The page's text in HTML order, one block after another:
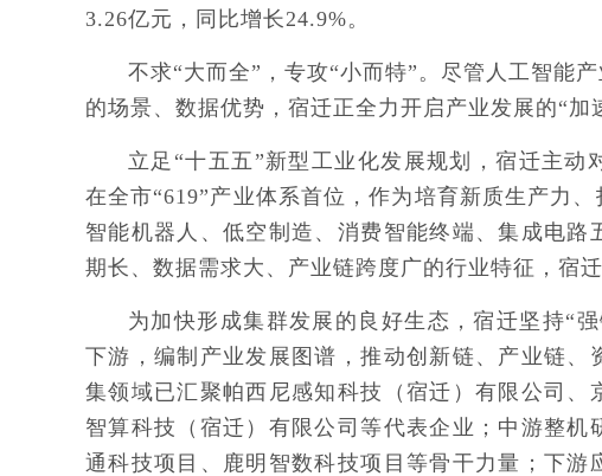
3.26亿元，同比增长24.9%。
不求“大而全”，专攻“小而特”。尽管人工智能
的场景、数据优势，宿迁正全力开启产业发展的“加
立足“十五五”新型工业化发展规划，宿迁主动
在全市“619”产业体系首位，作为培育新质生产力
智能机器人、低空制造、消费智能终端、集成电
期长、数据需求大、产业链跨度广的行业特征，宿
为加快形成集群发展的良好生态，宿迁坚持“
下游，编制产业发展图谱，推动创新链、产业链
集领域已汇聚帕西尼感知科技（宿迁）有限公司
智算科技（宿迁）有限公司等代表企业；中游整
通科技项目、鹿明智数科技项目等骨干力量；下